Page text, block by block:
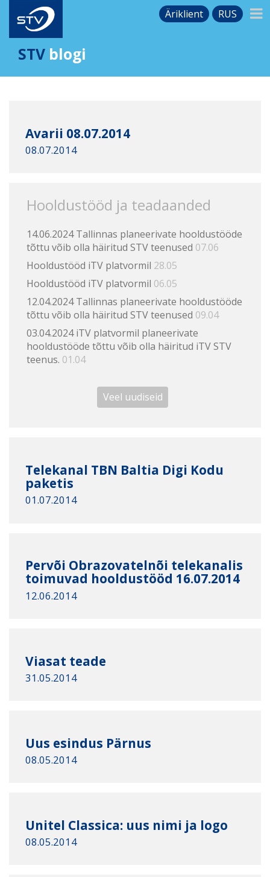
Äriklient RUS
STV blogi
Avarii 08.07.2014
08.07.2014
Hooldustööd ja teadaanded
14.06.2024 Tallinnas planeerivate hooldustööde
tõttu võib olla häiritud STV teenused 07.06
Hooldustööd iTV platvormil 28.05
Hooldustööd iTV platvormil 06.05
12.04.2024 Tallinnas planeerivate hooldustööde
tõttu võib olla häiritud STV teenused 09.04
03.04.2024 iTV platvormil planeerivate
hooldustööde tõttu võib olla häiritud iTV STV
teenus. 01.04
Veel uudiseid
Telekanal TBN Baltia Digi Kodu
paketis
01.07.2014
Pervõi Obrazovatelnõi telekanalis
toimuvad hooldustööd 16.07.2014
12.06.2014
Viasat teade
31.05.2014
Uus esindus Pärnus
08.05.2014
Unitel Classica: uus nimi ja logo
08.05.2014